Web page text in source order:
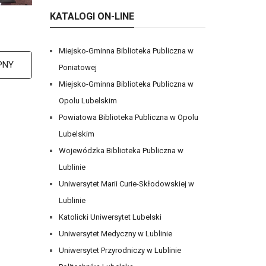
KATALOGI ON-LINE
Miejsko-Gminna Biblioteka Publiczna w
Poniatowej
Miejsko-Gminna Biblioteka Publiczna w
Opolu Lubelskim
Powiatowa Biblioteka Publiczna w Opolu
Lubelskim
Wojewódzka Biblioteka Publiczna w
Lublinie
Uniwersytet Marii Curie-Skłodowskiej w
Lublinie
Katolicki Uniwersytet Lubelski
Uniwersytet Medyczny w Lublinie
Uniwersytet Przyrodniczy w Lublinie